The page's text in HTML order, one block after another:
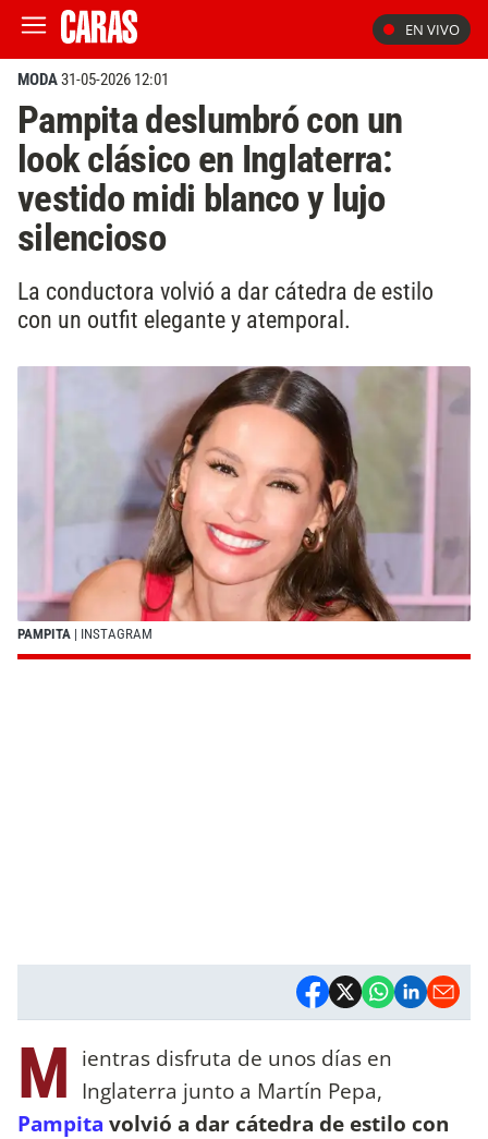
EN VIVO
MODA31-05-2026 12:01
Pampita deslumbró con un
look clásico en Inglaterra:
vestido midi blanco y lujo
silencioso
La conductora volvió a dar cátedra de estilo
con un outfit elegante y atemporal.
PAMPITA | INSTAGRAM
M ientras disfruta de unos días en
Inglaterra junto a Martín Pepa,
Pampita volvió a dar cátedra de estilo con